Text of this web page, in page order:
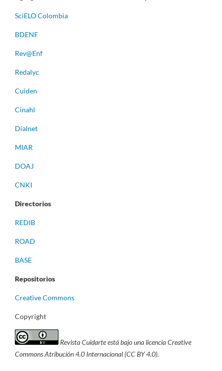
SciELO Colombia
BDENF
Rev@Enf
Redalyc
Cuiden
Cinahl
Dialnet
MIAR
DOAJ
CNKI
Directorios
REDIB
ROAD
BASE
Repositorios
Creative Commons
Copyright
Revista Cuidarte está bajo una licencia Creative
Commons Atribución 4.0 Internacional (CC BY 4.0).